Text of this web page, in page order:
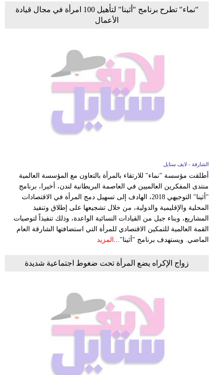
"نماء" تطرح برنامج "أثينا" لتأهيل 100 امرأة في مجال قيادة
الأعمال
الشارقة - لايف ستايل
أطلقت مؤسسة "نماء" للارتقاء بالمرأة بالتعاون مع المؤسسة العالمية
منتدى المفكرين العالميين في العاصمة البريطانية لندن، أخيرا، برنامج
"أثينا" التوجيهي 2018، الهادف إلى تسهيل دمج المرأة في الاقتصادات
المحلية والإقليمية والدولية، من خلال تشجيعها على إطلاق وتنفيذ
المشاريع، وبناء جيل من القيادات النسائية الواعدة، وذلك تنفيذاً لتوصيات
القمة العالمية للتمكين الاقتصادي للمرأة التي استضافتها الشارقة العام
الماضي. ويستهدف برنامج "أثينا"...
المزيد
زواج الإكراه يضع المرأة تحت ضغوط اجتماعية شديدة